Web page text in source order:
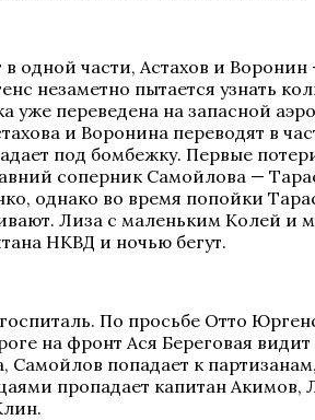
одной части, Астахов и
незаметно пытается узнать
уже переведена на запасной
и Воронина переводят в
под бомбежку. Первые
соперник Самойлова —
однако во время попойки
Лиза с маленьким Колей и
НКВД и ночью бегут.
По просьбе Отто
на фронт Ася Береговая
Самойлов попадает к
пропадает капитан